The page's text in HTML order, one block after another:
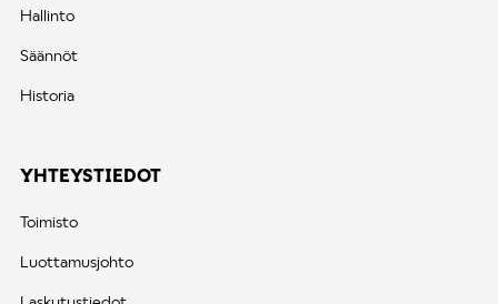
Hallinto
Säännöt
Historia
YHTEYSTIEDOT
Toimisto
Luottamusjohto